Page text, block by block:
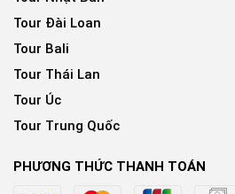
Tour Đài Loan
Tour Bali
Tour Thái Lan
Tour Úc
Tour Trung Quốc
PHƯƠNG THỨC THANH TOÁN